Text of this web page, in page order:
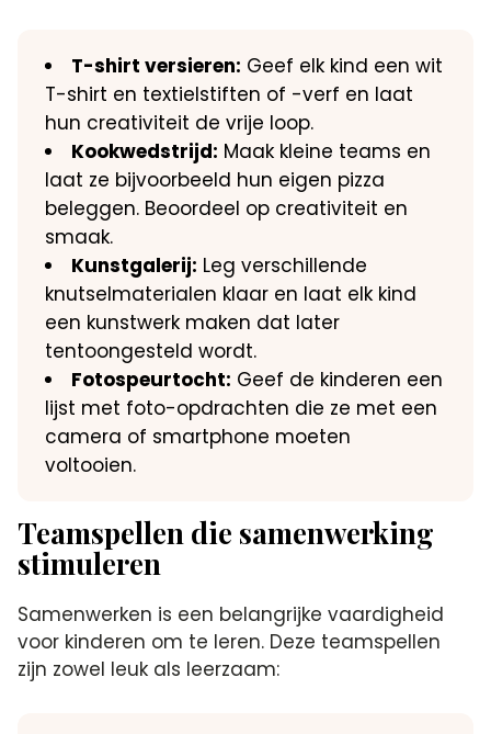
T-shirt versieren: Geef elk kind een wit
T-shirt en textielstiften of -verf en laat
hun creativiteit de vrije loop.​
Kookwedstrijd: Maak kleine teams en
laat ze bijvoorbeeld hun eigen pizza
beleggen.​ Beoordeel op creativiteit en
smaak.​
Kunstgalerij: Leg verschillende
knutselmaterialen klaar en laat elk kind
een kunstwerk maken dat later
tentoongesteld wordt.​
Fotospeurtocht: Geef de kinderen een
lijst met foto-opdrachten die ze met een
camera of smartphone moeten
voltooien.​
Teamspellen die samenwerking
stimuleren
Samenwerken is een belangrijke vaardigheid
voor kinderen om te leren.​ Deze teamspellen
zijn zowel leuk als leerzaam: